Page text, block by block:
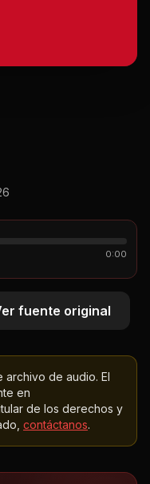
0:00
fuente original
archivo de audio. El
en
de los derechos y
contáctanos.